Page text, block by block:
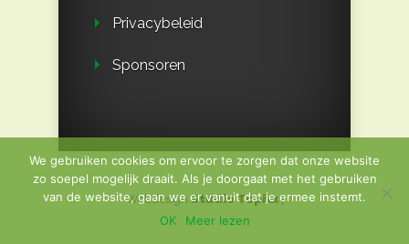
Privacybeleid
Sponsoren
WebdesignStudio Topixx|
We gebruiken cookies om ervoor te zorgen dat onze website
zo soepel mogelijk draait. Als je doorgaat met het gebruiken
van de website, gaan we er vanuit dat je ermee instemt.
OK
Meer lezen